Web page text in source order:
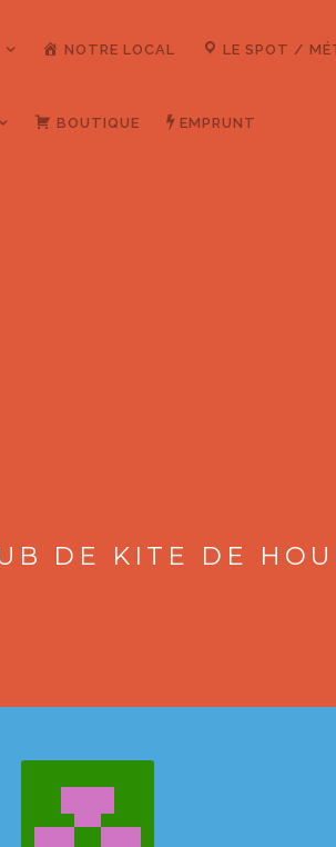
NOTRE LOCAL LE SPOT /
BOUTIQUE EMPRUNT
DE KITE DE